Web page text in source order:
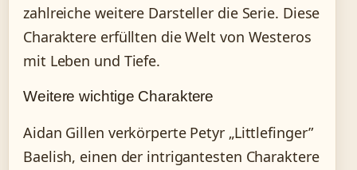
zahlreiche weitere Darsteller die Serie. Diese
Charaktere erfüllten die Welt von Westeros
mit Leben und Tiefe.
Weitere wichtige Charaktere
Aidan Gillen verkörperte Petyr „Littlefinger”
Baelish, einen der intrigantesten Charaktere